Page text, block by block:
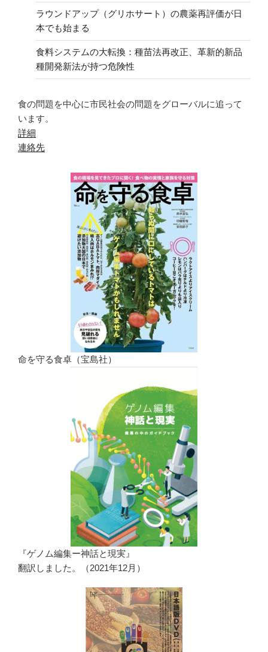
ラウンドアップ（グリホサート）の農薬再評価が日
本でも始まる
食料システムの大転換：種苗法再改正、革新的新品
種開発新法が持つ危険性
食の問題を中心に市民社会の問題をグローバルに追って
います。
詳細
連絡先
命を守る食卓（宝島社）
『ゲノム編集ー神話と現実』
翻訳しました。（2021年12月）